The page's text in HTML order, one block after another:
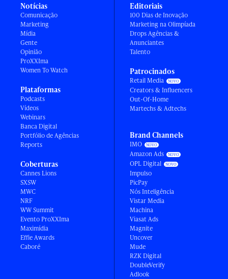
Notícias
Comunicação
Marketing
Mídia
Gente
Opinião
ProXXIma
Women To Watch
Plataformas
Podcasts
Vídeos
Webinars
Banca Digital
Portfólio de Agências
Reports
Coberturas
Cannes Lions
SXSW
MWC
NRF
WW Summit
Evento ProXXIma
Maximídia
Effie Awards
Caboré
Editoriais
100 Dias de Inovação
Marketing na Olimpíada
Drops Agências &
Anunciantes
Talento
Patrocinados
Retail Media
Creators & Influencers
Out-Of-Home
Martechs & Adtechs
Brand Channels
IMO
Amazon Ads
OPL Digital
Impulso
PicPay
Nós Inteligência
Vistar Media
Machina
Viasat Ads
Magnite
Uncover
Mude
RZK Digital
DoubleVerify
Adlook